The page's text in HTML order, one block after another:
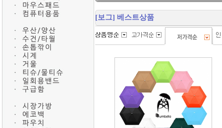
[보그] 베스트상품